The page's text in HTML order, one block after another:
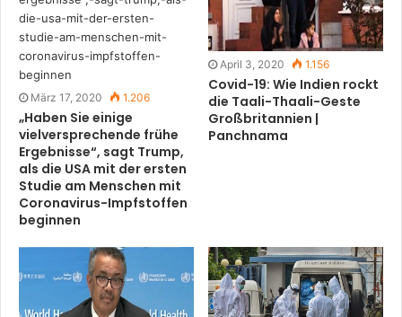
März 17, 2020 1.206
„Haben Sie einige
vielversprechende frühe
Ergebnisse“, sagt Trump,
als die USA mit der ersten
Studie am Menschen mit
Coronavirus-Impfstoffen
beginnen
April 3, 2020 1.156
Covid-19: Wie Indien rockt
die Taali-Thaali-Geste
Großbritannien |
Panchnama